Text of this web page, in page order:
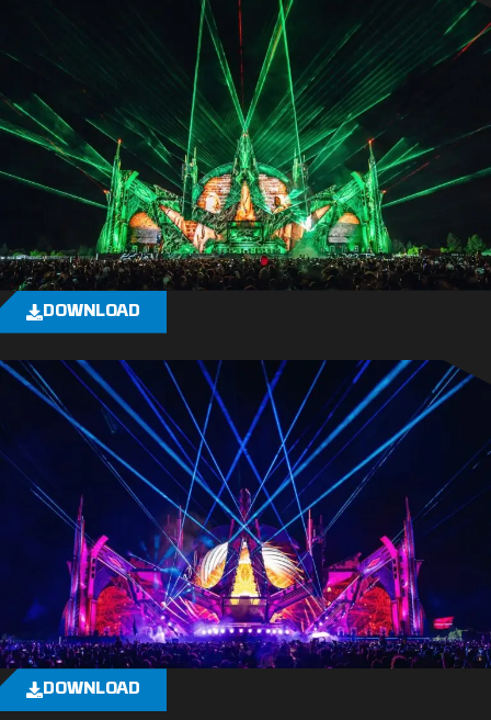
DOWNLOAD
DOWNLOAD